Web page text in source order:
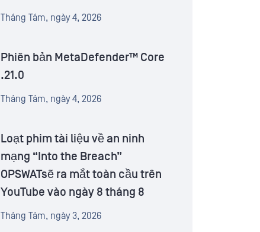
Tháng Tám, ngày 4, 2026
Phiên bản MetaDefender™ Core
.21.0
Tháng Tám, ngày 4, 2026
Loạt phim tài liệu về an ninh
mạng “Into the Breach”
OPSWATsẽ ra mắt toàn cầu trên
YouTube vào ngày 8 tháng 8
Tháng Tám, ngày 3, 2026